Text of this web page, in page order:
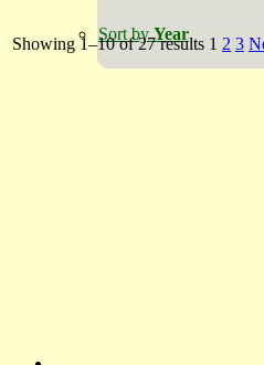
Sort byYear
Showing 1–10 of 27 results 1 2 3